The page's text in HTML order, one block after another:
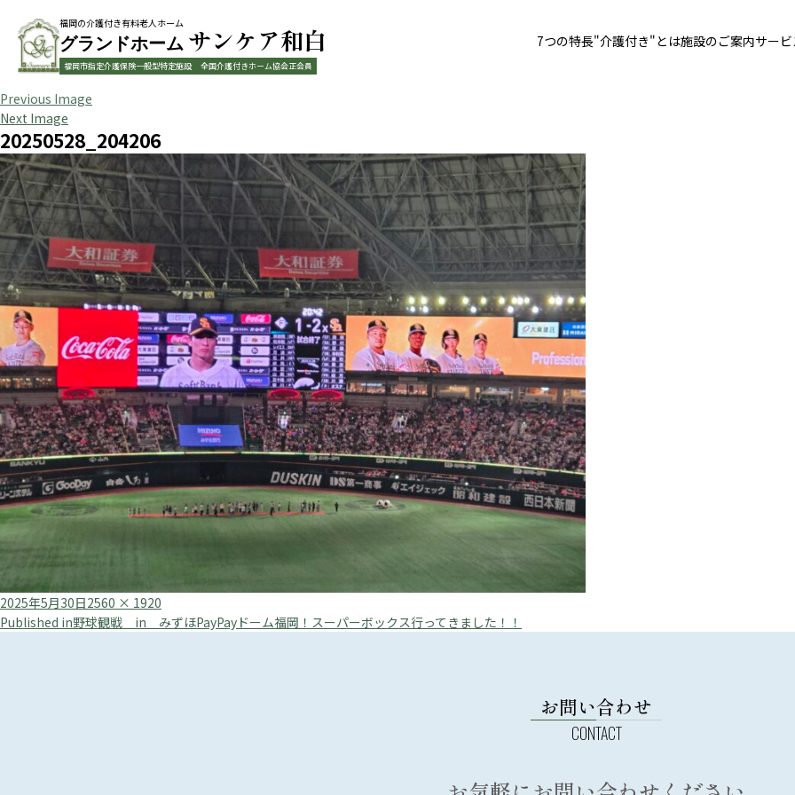
福岡の介護付き有料老人ホーム
グランドホーム サンケア和白
福岡市指定介護保険一般型特定施設 全国介護付きホーム協会正会員
7つの特長"介護付き"とは施設のご案内サー
Previous Image
Next Image
20250528_204206
Posted
on
2025年5月30日Full
size
2560 × 1920
投
Published in野球観戦 in みずほPayPayドーム福岡！スーパーボックス行ってきました！！
お問い合わせ